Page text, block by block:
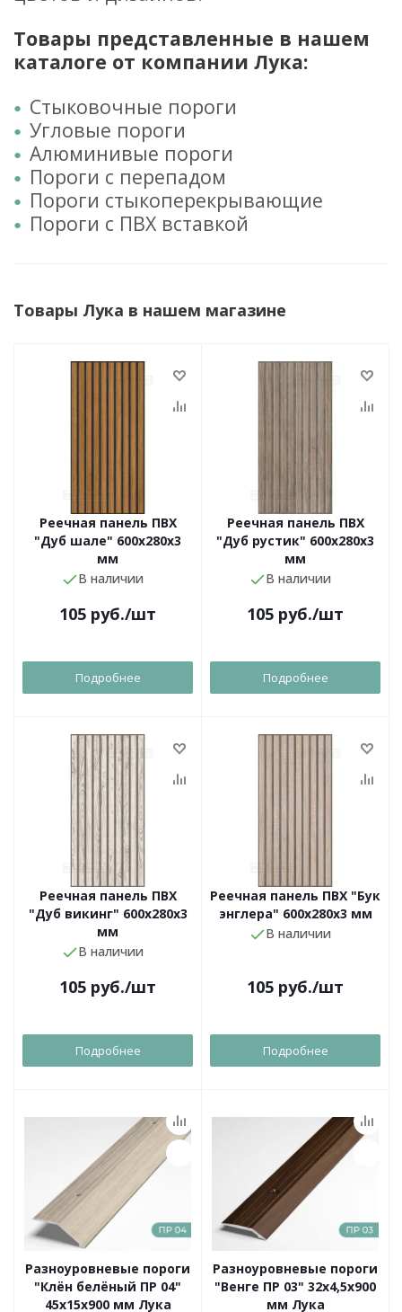
Товары представленные в нашем
каталоге от компании Лука:
Стыковочные пороги
Угловые пороги
Алюминивые пороги
Пороги с перепадом
Пороги стыкоперекрывающие
Пороги с ПВХ вставкой
Товары Лука в нашем магазине
Реечная панель ПВХ
"Дуб шале" 600х280х3
мм
В наличии
105 руб./шт
Подробнее
Реечная панель ПВХ
"Дуб рустик" 600х280х3
мм
В наличии
105 руб./шт
Подробнее
Реечная панель ПВХ
"Дуб викинг" 600х280х3
мм
В наличии
105 руб./шт
Подробнее
Реечная панель ПВХ "Бук
энглера" 600х280х3 мм
В наличии
105 руб./шт
Подробнее
Разноуровневые пороги
"Клён белёный ПР 04"
45х15х900 мм Лука
Разноуровневые пороги
"Венге ПР 03" 32х4,5х900
мм Лука